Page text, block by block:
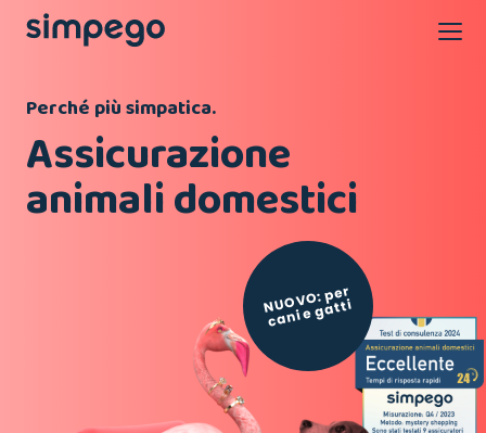
Perché più simpatica.
Assicurazione
animali domestici
NU
OV
O: per
cani e gatti